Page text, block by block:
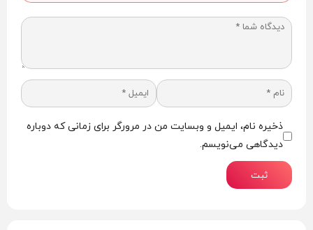
ذخیره نام، ایمیل و وبسایت من در مرورگر برای زمانی که دوباره
دیدگاهی می‌نویسم.
ثبت